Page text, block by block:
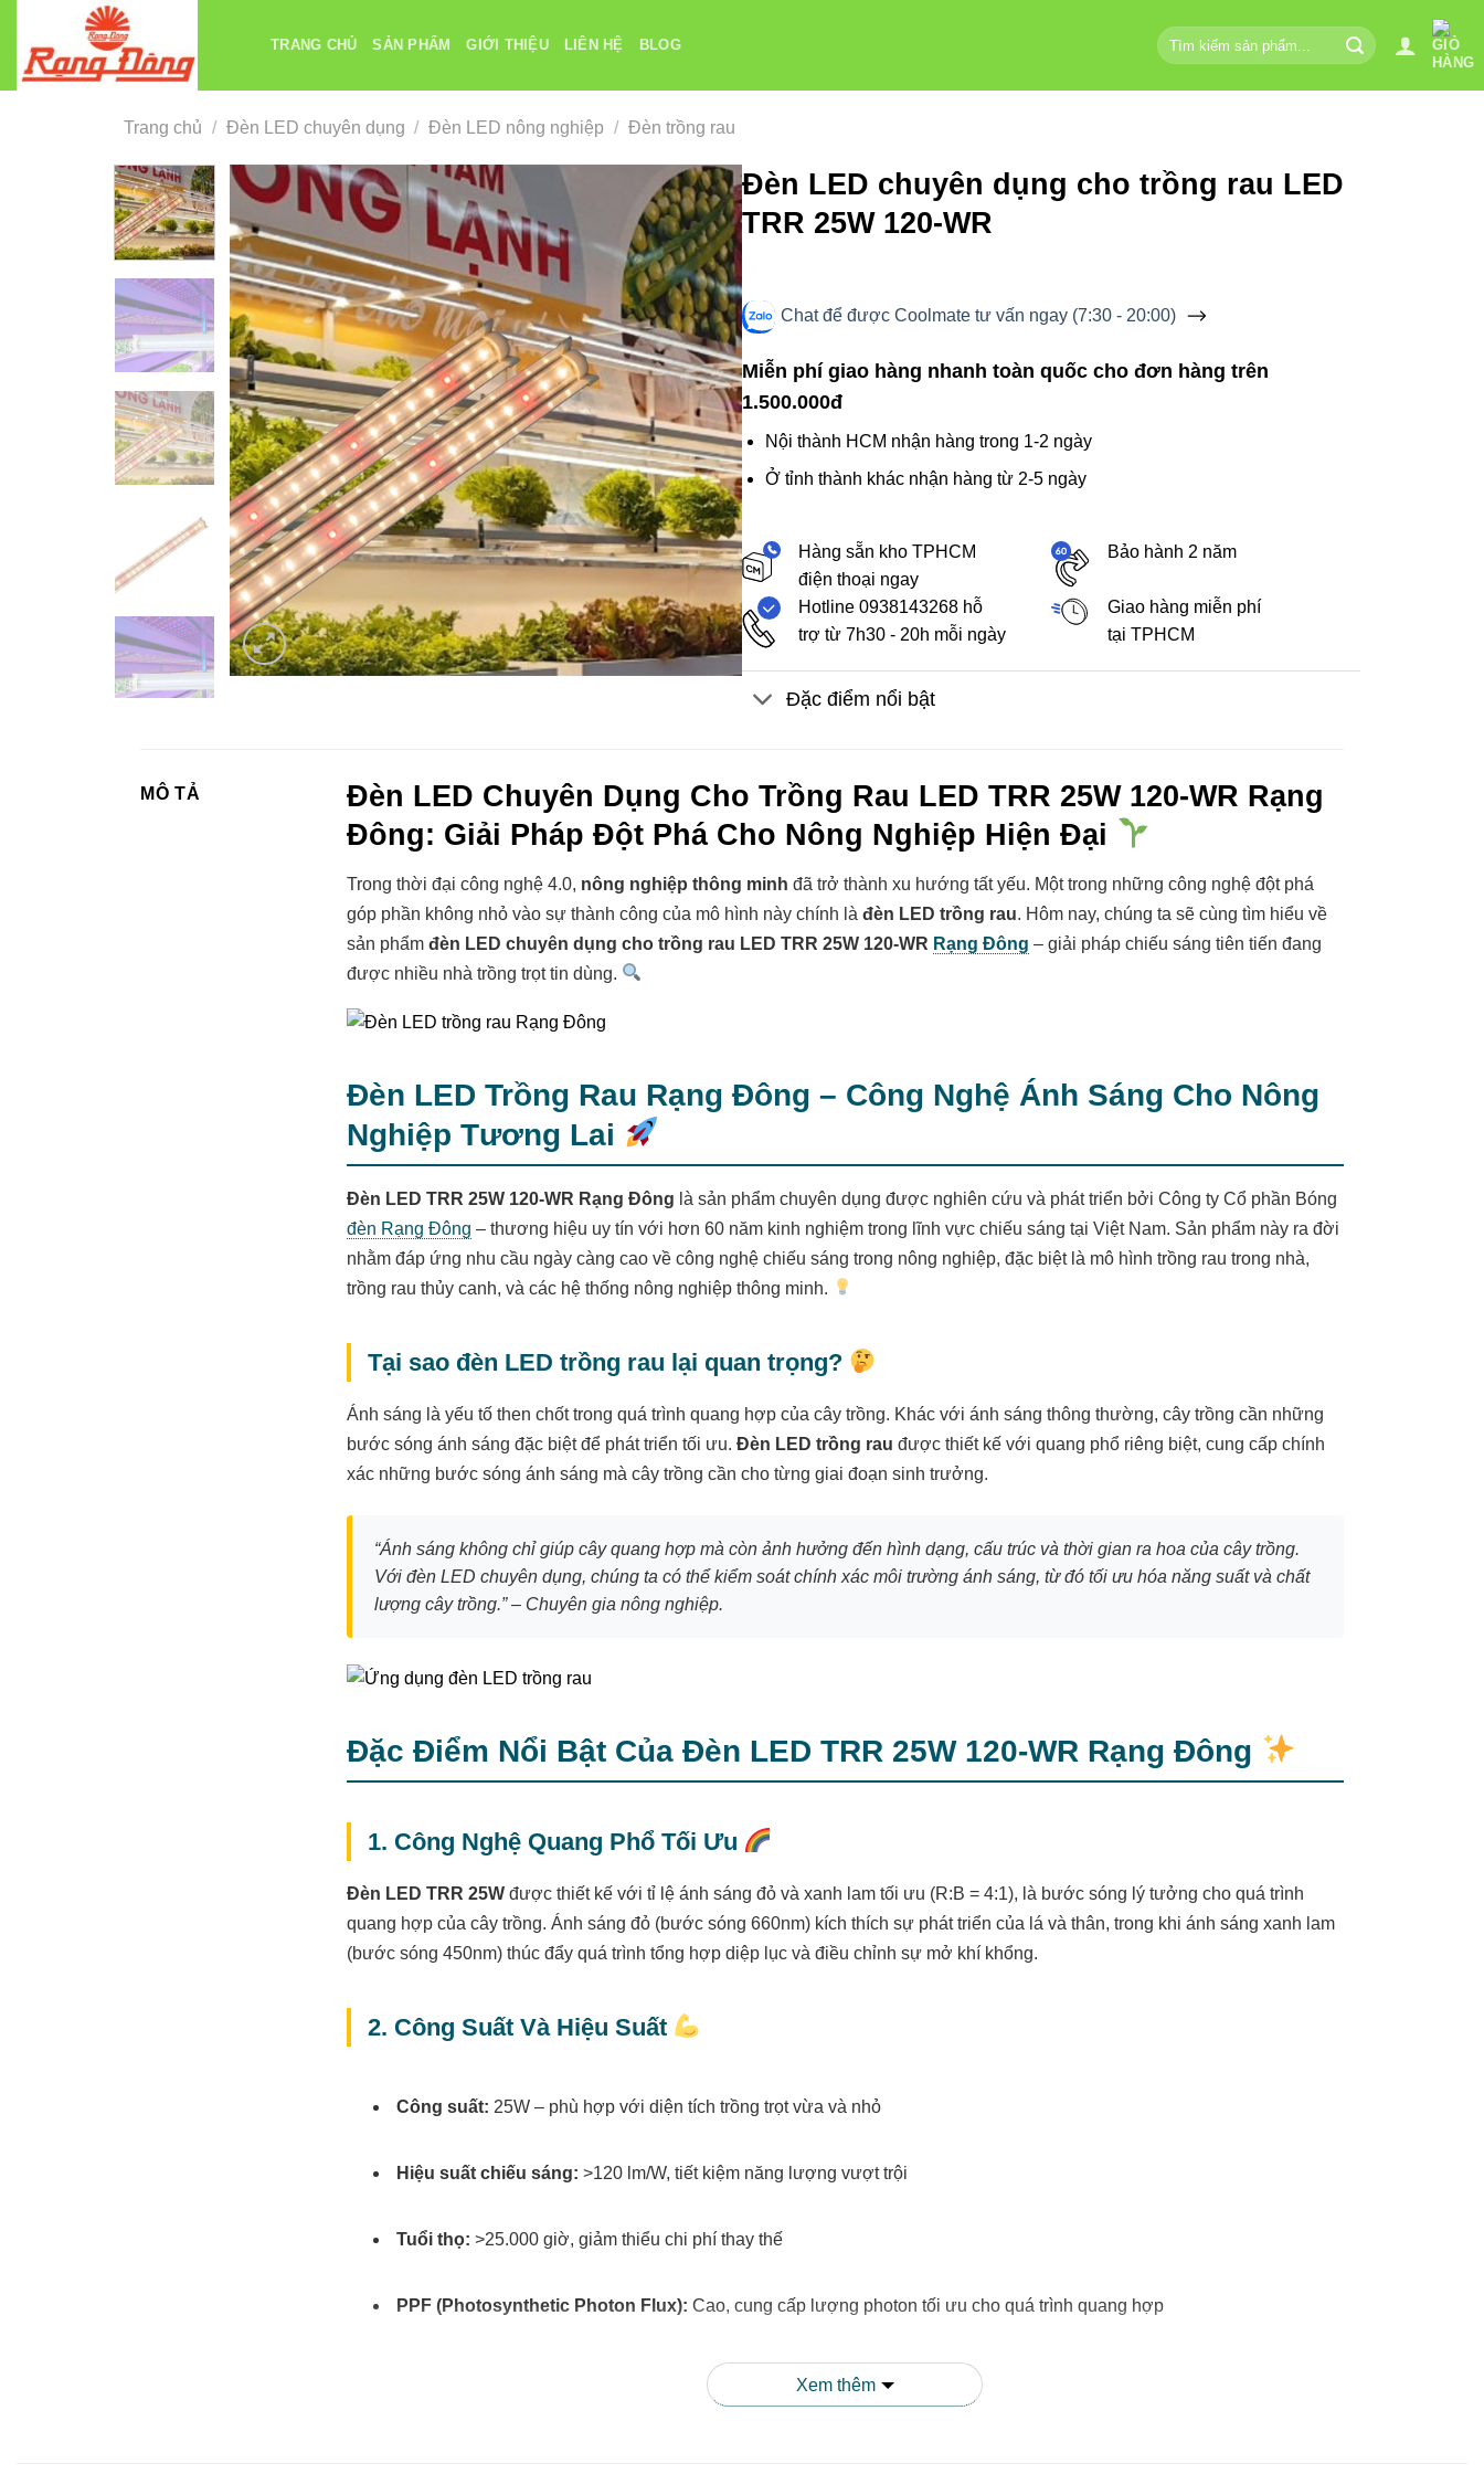
dung
TRANG CHỦ SẢN PHẨM GIỚI THIỆU LIÊN HỆ BLOG
Tìm
kiếm:
Trang chủ / Đèn LED chuyên dụng / Đèn LED nông nghiệp / Đèn trồng rau
Đèn LED chuyên dụng cho trồng rau LED
TRR 25W 120-WR
Chat để được Coolmate tư vấn ngay (7:30 - 20:00)
Miễn phí giao hàng nhanh toàn quốc cho đơn hàng trên
1.500.000đ
Nội thành HCM nhận hàng trong 1-2 ngày
Ở tỉnh thành khác nhận hàng từ 2-5 ngày
Hàng sẵn kho TPHCM
điện thoại ngay
Bảo hành 2 năm
Hotline 0938143268 hỗ
trợ từ 7h30 - 20h mỗi ngày
Giao hàng miễn phí
tại TPHCM
Đặc điểm nổi bật
MÔ TẢ
Đèn LED Chuyên Dụng Cho Trồng Rau LED TRR 25W 120-WR Rạng
Đông: Giải Pháp Đột Phá Cho Nông Nghiệp Hiện Đại
Trong thời đại công nghệ 4.0, nông nghiệp thông minh đã trở thành xu hướng tất yếu. Một trong những công nghệ đột phá
góp phần không nhỏ vào sự thành công của mô hình này chính là đèn LED trồng rau. Hôm nay, chúng ta sẽ cùng tìm hiểu về
sản phẩm đèn LED chuyên dụng cho trồng rau LED TRR 25W 120-WR Rạng Đông – giải pháp chiếu sáng tiên tiến đang
được nhiều nhà trồng trọt tin dùng.
Đèn LED Trồng Rau Rạng Đông – Công Nghệ Ánh Sáng Cho Nông
Nghiệp Tương Lai
Đèn LED TRR 25W 120-WR Rạng Đông là sản phẩm chuyên dụng được nghiên cứu và phát triển bởi Công ty Cổ phần Bóng
đèn Rạng Đông – thương hiệu uy tín với hơn 60 năm kinh nghiệm trong lĩnh vực chiếu sáng tại Việt Nam. Sản phẩm này ra đời
nhằm đáp ứng nhu cầu ngày càng cao về công nghệ chiếu sáng trong nông nghiệp, đặc biệt là mô hình trồng rau trong nhà,
trồng rau thủy canh, và các hệ thống nông nghiệp thông minh.
Tại sao đèn LED trồng rau lại quan trọng?
Ánh sáng là yếu tố then chốt trong quá trình quang hợp của cây trồng. Khác với ánh sáng thông thường, cây trồng cần những
bước sóng ánh sáng đặc biệt để phát triển tối ưu. Đèn LED trồng rau được thiết kế với quang phổ riêng biệt, cung cấp chính
xác những bước sóng ánh sáng mà cây trồng cần cho từng giai đoạn sinh trưởng.
“Ánh sáng không chỉ giúp cây quang hợp mà còn ảnh hưởng đến hình dạng, cấu trúc và thời gian ra hoa của cây trồng.
Với đèn LED chuyên dụng, chúng ta có thể kiểm soát chính xác môi trường ánh sáng, từ đó tối ưu hóa năng suất và chất
lượng cây trồng.” – Chuyên gia nông nghiệp.
Đặc Điểm Nổi Bật Của Đèn LED TRR 25W 120-WR Rạng Đông
1. Công Nghệ Quang Phổ Tối Ưu
Đèn LED TRR 25Wđược thiết kế với tỉ lệ ánh sáng đỏ và xanh lam tối ưu (R:B = 4:1), là bước sóng lý tưởng cho quá trình
quang hợp của cây trồng. Ánh sáng đỏ (bước sóng 660nm) kích thích sự phát triển của lá và thân, trong khi ánh sáng xanh lam
(bước sóng 450nm) thúc đẩy quá trình tổng hợp diệp lục và điều chỉnh sự mở khí khổng.
2. Công Suất Và Hiệu Suất
Công suất: 25W – phù hợp với diện tích trồng trọt vừa và nhỏ
Hiệu suất chiếu sáng: >120 lm/W, tiết kiệm năng lượng vượt trội
Tuổi thọ: >25.000 giờ, giảm thiểu chi phí thay thế
PPF (Photosynthetic Photon Flux): Cao, cung cấp lượng photon tối ưu cho quá trình quang hợp
Xem thêm